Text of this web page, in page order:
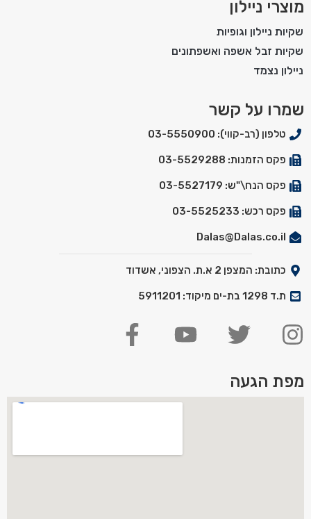
מוצרי ניילון
שקיות ניילון וגופיות
שקיות זבל אשפה ואשפתונים
ניילון נצמד
שמרו על קשר
טלפון (רב-קווי): 03-5550900
פקס הזמנות: 03-5529288
פקס הנח\"ש: 03-5527179
פקס רכש: 03-5525233
Dalas@Dalas.co.il
כתובת: המצפן 2 א.ת. הצפוני, אשדוד
ת.ד 1298 בת-ים מיקוד: 5911201
מפת הגעה